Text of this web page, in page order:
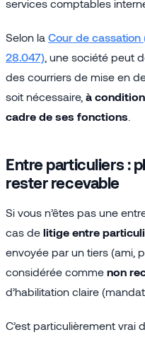
services comptables
Selon la Cour de cassation
28.047) , une société peut
des courriers de mise en
soit nécessaire, à
cadre de ses fonctions
Entre particuliers :
rester recevable
Si vous n’êtes pas une
cas de litige entre
envoyée par un tiers (ami,
considérée comme non
d’habilitation claire
C’est particulièrement vrai